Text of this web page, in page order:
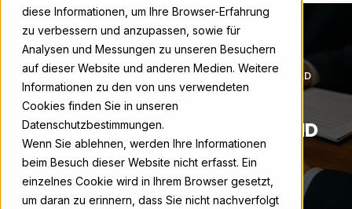
diese Informationen, um Ihre Browser-Erfahrung
zu verbessern und anzupassen, sowie für
Analysen und Messungen zu unseren Besuchern
auf dieser Website und anderen Medien. Weitere
Informationen zu den von uns verwendeten
Cookies finden Sie in unseren
Datenschutzbestimmungen.
Wenn Sie ablehnen, werden Ihre Informationen
beim Besuch dieser Website nicht erfasst. Ein
einzelnes Cookie wird in Ihrem Browser gesetzt,
um daran zu erinnern, dass Sie nicht nachverfolgt
BONPAGO NOV 15, 2025, 9:00:01 AM 7 MIN READ
EFFIZIENTE COMPLIANCE-
ERKLÄRUNGEN: STRATEGIEN UND
DIGITALE LÖSUNGEN